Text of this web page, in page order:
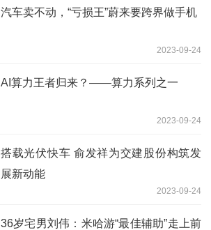
汽车卖不动，“亏损王”蔚来要跨界做手机
2023-09-24
AI算力王者归来？——算力系列之一
2023-09-24
搭载光伏快车 俞发祥为交建股份构筑发
展新动能
2023-09-24
36岁宅男刘伟：米哈游“最佳辅助”走上前